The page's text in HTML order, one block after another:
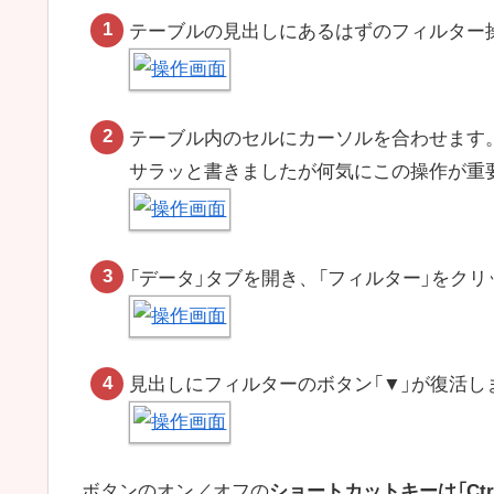
テーブルの見出しにあるはずのフィルター
テーブル内のセルにカーソルを合わせます
サラッと書きましたが何気にこの操作が
「データ」タブを開き、「フィルター」を
見出しにフィルターのボタン「▼」が復活